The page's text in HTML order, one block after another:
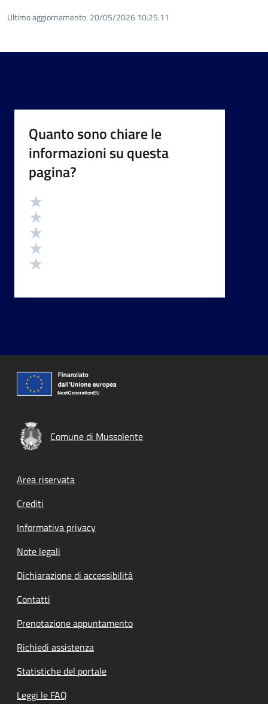
Ultimo aggiornamento: 20/05/2026 10:25.11
Quanto sono chiare le
informazioni su questa
pagina?
Valutazione
Comune di Mussolente
Footer menu
Area riservata
Crediti
Informativa privacy
Note legali
Dichiarazione di accessibilità
Contatti
Prenotazione appuntamento
Richiedi assistenza
Statistiche del portale
Leggi le FAQ